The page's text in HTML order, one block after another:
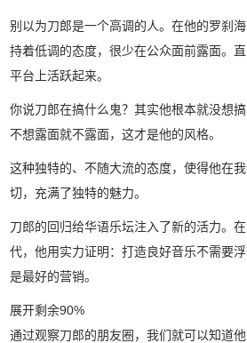
别以为刀郎是一个高调的人。在他的罗刹
持着低调的态度，很少在公众面前露面。
平台上活跃起来。
你说刀郎在搞什么鬼？其实他根本就没想
不想露面就不露面，这才是他的风格。
这种独特的、不随大流的态度，使得他在
切，充满了独特的魅力。
刀郎的回归给华语乐坛注入了新的活力。
代，他用实力证明：打造良好音乐不需要
是最好的营销。
展开剩余90%
通过观察刀郎的朋友圈，我们就可以知道